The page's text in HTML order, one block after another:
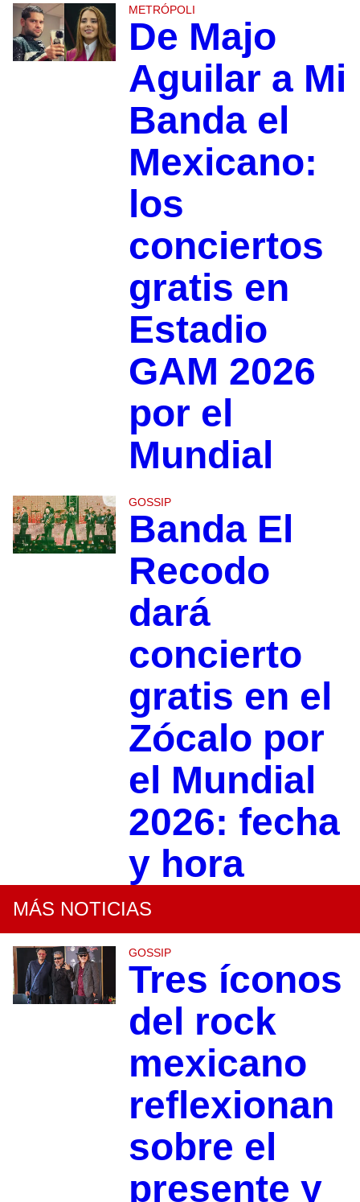
METRÓPOLI
De Majo
Aguilar a Mi
Banda el
Mexicano:
los
conciertos
gratis en
Estadio
GAM 2026
por el
Mundial
GOSSIP
Banda El
Recodo
dará
concierto
gratis en el
Zócalo por
el Mundial
2026: fecha
y hora
MÁS NOTICIAS
GOSSIP
Tres íconos
del rock
mexicano
reflexionan
sobre el
presente y